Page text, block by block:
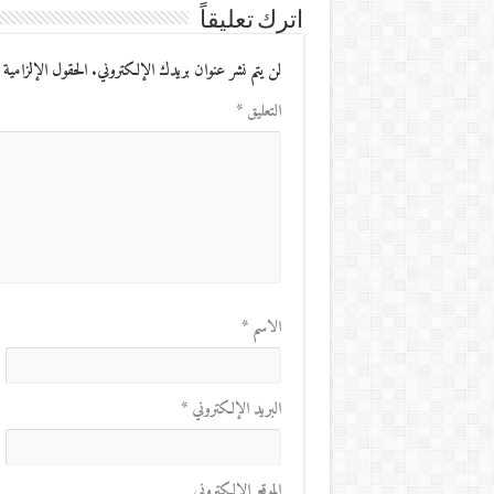
اترك تعليقاً
لن يتم نشر عنوان بريدك الإلكتروني. الحقول
التعليق*
الاسم*
البريد الإلكتروني*